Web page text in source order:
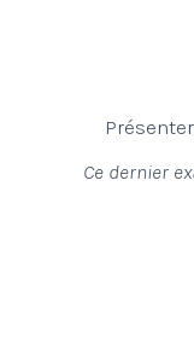
Ce dernier